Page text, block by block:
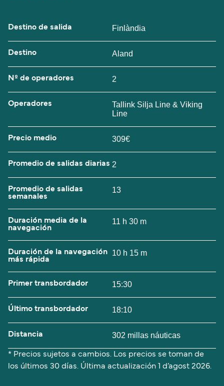
Destino de salida Finlàndia
Destino Aland
Nº de operadores 2
Operadores
Tallink Silja Line & Viking
Line
Precio medio 309€
Promedio de salidas diarias 2
Promedio de salidas
semanales
13
Duración media de la
navegación
11 h 30 m
Duración de la navegación
más rápida
10 h 15 m
Primer transbordador 15:30
Último transbordador 18:10
Distancia 302 millas náuticas
* Precios sujetos a cambios. Los precios se toman de
los últimos 30 días. Última actualización 1 d’agost 2026.